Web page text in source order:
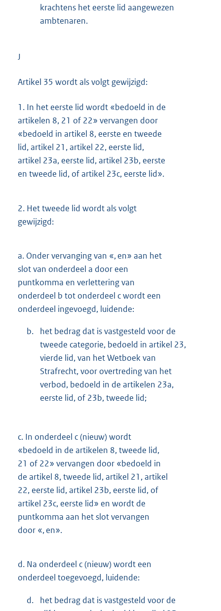
krachtens het eerste lid aangewezen
ambtenaren.
J
Artikel 35 wordt als volgt gewijzigd:
1. In het eerste lid wordt «bedoeld in de
artikelen 8, 21 of 22» vervangen door
«bedoeld in artikel 8, eerste en tweede
lid, artikel 21, artikel 22, eerste lid,
artikel 23a, eerste lid, artikel 23b, eerste
en tweede lid, of artikel 23c, eerste lid».
2. Het tweede lid wordt als volgt
gewijzigd:
a. Onder vervanging van «, en» aan het
slot van onderdeel a door een
puntkomma en verlettering van
onderdeel b tot onderdeel c wordt een
onderdeel ingevoegd, luidende:
b.
het bedrag dat is vastgesteld voor de
tweede categorie, bedoeld in artikel 23,
vierde lid, van het Wetboek van
Strafrecht, voor overtreding van het
verbod, bedoeld in de artikelen 23a,
eerste lid, of 23b, tweede lid;
c. In onderdeel c (nieuw) wordt
«bedoeld in de artikelen 8, tweede lid,
21 of 22» vervangen door «bedoeld in
de artikel 8, tweede lid, artikel 21, artikel
22, eerste lid, artikel 23b, eerste lid, of
artikel 23c, eerste lid» en wordt de
puntkomma aan het slot vervangen
door «, en».
d. Na onderdeel c (nieuw) wordt een
onderdeel toegevoegd, luidende:
d.
het bedrag dat is vastgesteld voor de